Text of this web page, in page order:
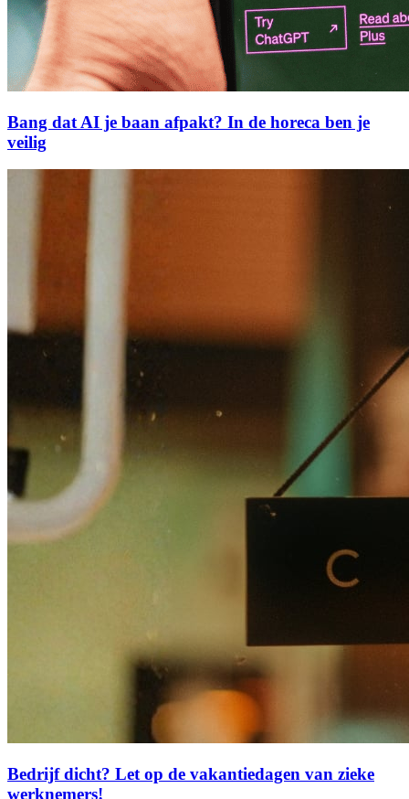
Bang dat AI je baan afpakt? In de horeca ben je
veilig
Bedrijf dicht? Let op de vakantiedagen van zieke
werknemers!